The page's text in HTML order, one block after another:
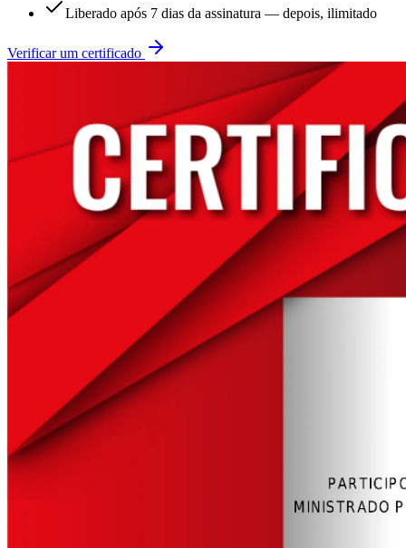
Liberado após 7 dias da assinatura — depois, ilimitado
Verificar um certificado